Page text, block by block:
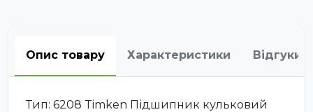
Опис товару Характеристики Відгуки
Тип: 6208 Timken Підшипник кульковий